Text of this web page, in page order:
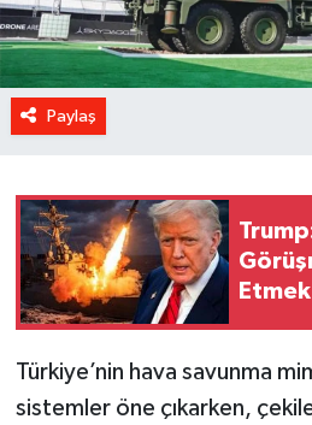
Paylaş
Türkiye’nin hava savunma
sistemler öne çıkarken,